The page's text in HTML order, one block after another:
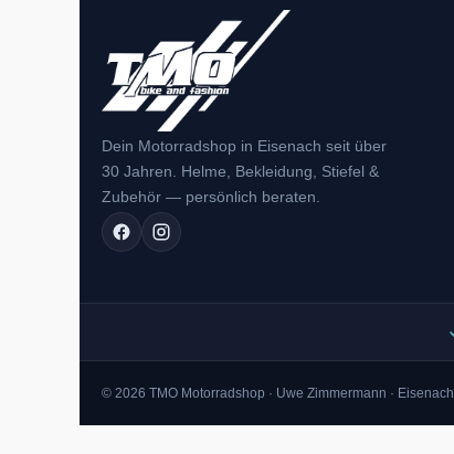
Dein Motorradshop in Eisenach seit über
30 Jahren. Helme, Bekleidung, Stiefel &
Zubehör — persönlich beraten.
© 2026 TMO Motorradshop · Uwe Zimmermann · Eisenach